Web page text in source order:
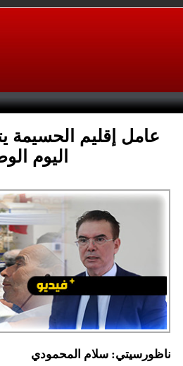
عامل إقليم الحسيمة
اليوم
ناظورسيتي: سلام المحمودي